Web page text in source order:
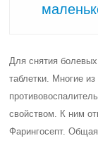
Для снятия
таблетки. Многие
свойством. К ним
Фарингосепт.